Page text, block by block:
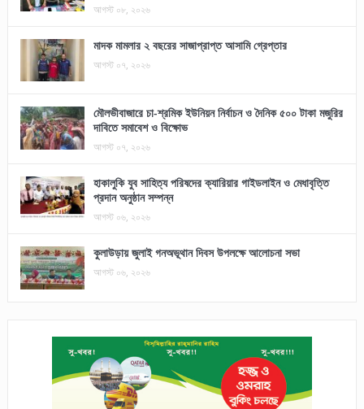
আগস্ট ০৮, ২০২৬
মাদক মামলার ২ বছরের সাজাপ্রাপ্ত আসামি গ্রেপ্তার
আগস্ট ০৭, ২০২৬
মৌলভীবাজারে চা-শ্রমিক ইউনিয়ন নির্বাচন ও দৈনিক ৫০০ টাকা মজুরির
দাবিতে সমাবেশ ও বিক্ষোভ
আগস্ট ০৭, ২০২৬
হাকালুকি যুব সাহিত্য পরিষদের ক্যারিয়ার গাইডলাইন ও মেধাবৃত্তি
প্রদান অনুষ্ঠান সম্পন্ন
আগস্ট ০৬, ২০২৬
কুলাউড়ায় জুলাই গনঅভূথান দিবস উপলক্ষে আলোচনা সভা
আগস্ট ০৬, ২০২৬